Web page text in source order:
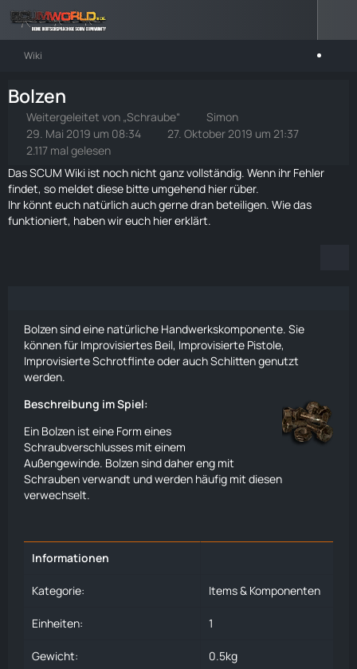
Wiki
Bolzen
Weitergeleitet von „Schraube“
Simon
29. Mai 2019 um 08:34
27. Oktober 2019 um 21:37
2.117 mal gelesen
Das SCUM Wiki ist noch nicht ganz vollständig. Wenn ihr Fehler
findet, so meldet diese bitte umgehend hier rüber.
Ihr könnt euch natürlich auch gerne dran beteiligen. Wie das
funktioniert, haben wir euch hiererklärt.
Bolzen sind eine natürliche Handwerkskomponente. Sie
können für Improvisiertes Beil, Improvisierte Pistole,
Improvisierte Schrotflinte oder auchSchlittengenutzt
werden.
Beschreibung im Spiel:
Ein Bolzen ist eine Form eines
Schraubverschlusses mit einem
Außengewinde. Bolzen sind daher eng mit
Schrauben verwandt und werden häufig mit diesen
verwechselt.
Informationen
Kategorie: Items & Komponenten
Einheiten: 1
Gewicht: 0.5kg